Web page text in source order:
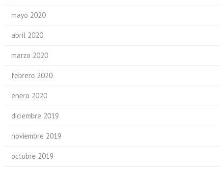
mayo 2020
abril 2020
marzo 2020
febrero 2020
enero 2020
diciembre 2019
noviembre 2019
octubre 2019